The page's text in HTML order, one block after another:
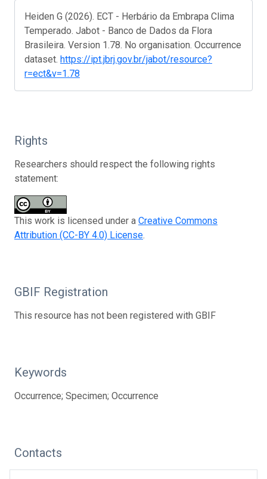
Heiden G (2026). ECT - Herbário da Embrapa Clima
Temperado. Jabot - Banco de Dados da Flora
Brasileira. Version 1.78. No organisation. Occurrence
dataset. https://ipt.jbrj.gov.br/jabot/resource?
r=ect&v=1.78
Rights
Researchers should respect the following rights
statement:
This work is licensed under a Creative Commons
Attribution (CC-BY 4.0) License.
GBIF Registration
This resource has not been registered with GBIF
Keywords
Occurrence; Specimen; Occurrence
Contacts